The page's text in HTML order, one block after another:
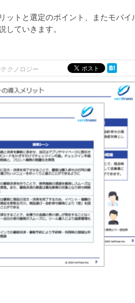
ットと選定のポイント、またモバイ
していきます。
クノロジー